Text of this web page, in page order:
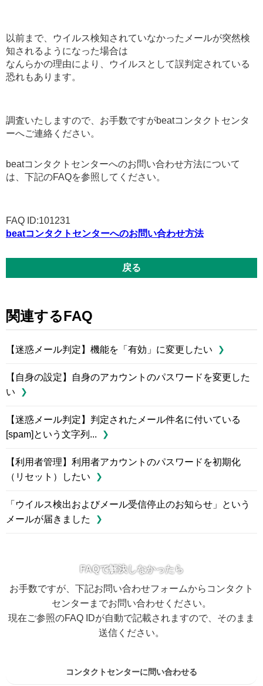
以前まで、ウイルス検知されていなかったメールが突然検
知されるようになった場合は
なんらかの理由により、ウイルスとして誤判定されている
恐れもあります。
調査いたしますので、お手数ですがbeatコンタクトセンタ
ーへご連絡ください。
beatコンタクトセンターへのお問い合わせ方法について
は、下記のFAQを参照してください。
FAQ ID:101231
beatコンタクトセンターへのお問い合わせ方法
戻る
関連するFAQ
【迷惑メール判定】機能を「有効」に変更したい
【自身の設定】自身のアカウントのパスワードを変更した
い
【迷惑メール判定】判定されたメール件名に付いている
[spam]という文字列...
【利用者管理】利用者アカウントのパスワードを初期化
（リセット）したい
「ウイルス検出およびメール受信停止のお知らせ」という
メールが届きました
FAQで解決しなかったら
お手数ですが、下記お問い合わせフォームからコンタクト
センターまでお問い合わせください。
現在ご参照のFAQ IDが自動で記載されますので、そのまま
送信ください。
コンタクトセンターに問い合わせる